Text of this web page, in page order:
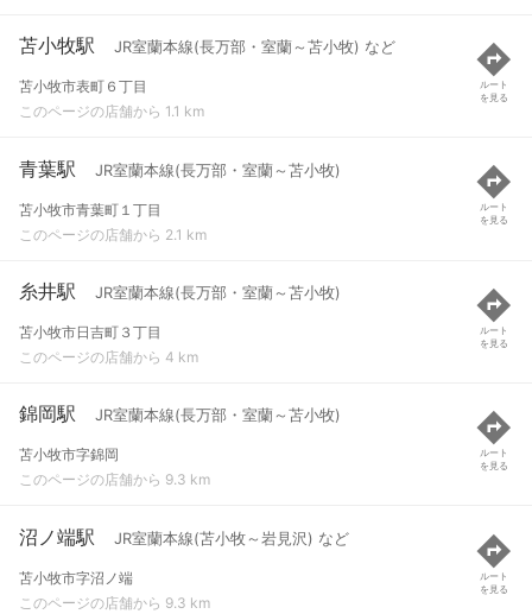
苫小牧駅 JR室蘭本線(長万部・室蘭～苫小牧) など
苫小牧市表町６丁目
このページの店舗から 1.1 km
ルート
を見る
青葉駅 JR室蘭本線(長万部・室蘭～苫小牧)
苫小牧市青葉町１丁目
このページの店舗から 2.1 km
ルート
を見る
糸井駅 JR室蘭本線(長万部・室蘭～苫小牧)
苫小牧市日吉町３丁目
このページの店舗から 4 km
ルート
を見る
錦岡駅 JR室蘭本線(長万部・室蘭～苫小牧)
苫小牧市字錦岡
このページの店舗から 9.3 km
ルート
を見る
沼ノ端駅 JR室蘭本線(苫小牧～岩見沢) など
苫小牧市字沼ノ端
このページの店舗から 9.3 km
ルート
を見る